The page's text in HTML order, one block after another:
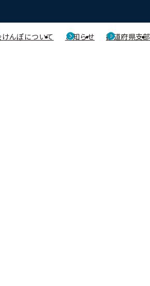
んぽについて お知らせ 都道府県支部